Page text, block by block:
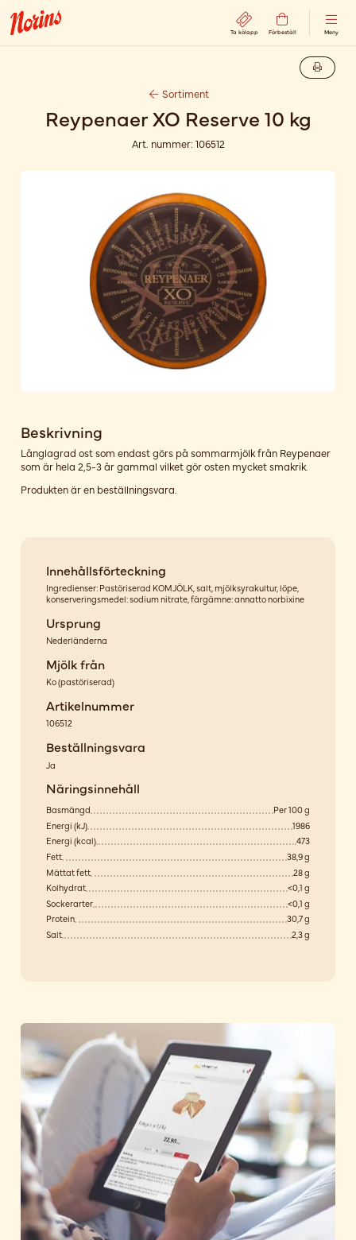
Ta kölapp Förbeställ Meny
Sortiment
Reypenaer XO Reserve 10 kg
Art. nummer: 106512
Beskrivning
Långlagrad ost som endast görs på sommarmjölk från Reypenaer
som är hela 2,5-3 år gammal vilket gör osten mycket smakrik.
Produkten är en beställningsvara.
Innehållsförteckning
Ingredienser: Pastöriserad KOMJÖLK, salt, mjölksyrakultur, löpe,
konserveringsmedel: sodium nitrate, färgämne: annatto norbixine
Ursprung
Nederländerna
Mjölk från
Ko(pastöriserad)
Artikelnummer
106512
Beställningsvara
Ja
Näringsinnehåll
Basmängd
Per 100 g
Energi (kJ)
1986
Energi (kcal)
473
Fett
38,9 g
Mättat fett
28 g
Kolhydrat
<0,1 g
Sockerarter
<0,1 g
Protein
30,7 g
Salt
2,3 g